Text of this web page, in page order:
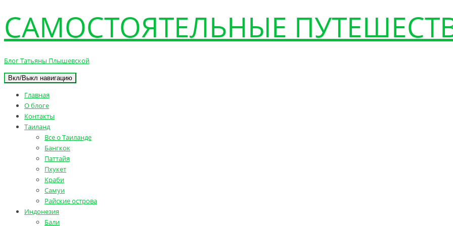
САМОСТОЯТЕЛЬНЫЕ
Блог Татьяны Плышевской
Вкл/Выкл навигацию
Главная
О блоге
Контакты
Таиланд
Все о Таиланде
Бангкок
Паттайя
Пхукет
Краби
Самуи
Райские острова
Индонезия
Бали